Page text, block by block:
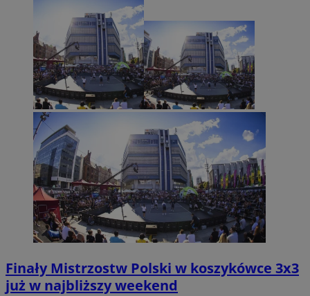
Finały Mistrzostw Polski w koszykówce 3x3
już w najbliższy weekend